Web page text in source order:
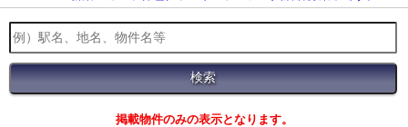
掲載物件のみの表示となります。